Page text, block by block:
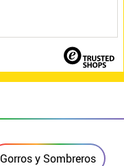
Gorros y Sombreros